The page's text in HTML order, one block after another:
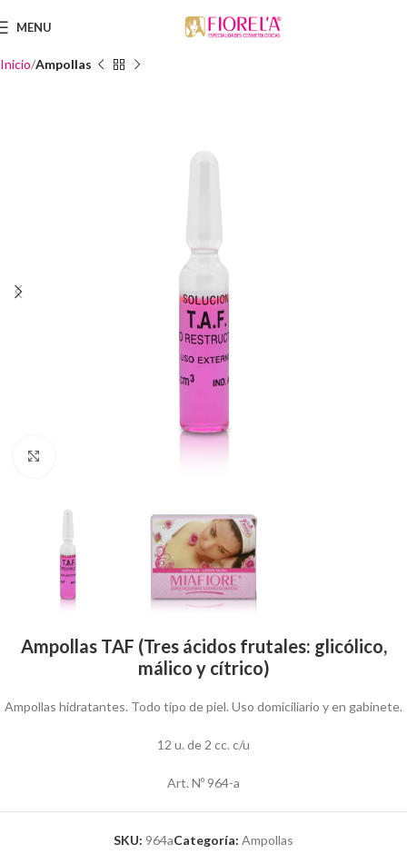
MENU
Inicio Ampollas
Ampollas TAF (Tres ácidos frutales: glicólico,
málico y cítrico)
Ampollas hidratantes. Todo tipo de piel. Uso domiciliario y en gabinete.
12 u. de 2 cc. c/u
Art. Nº 964-a
SKU: 964aCategoría: Ampollas